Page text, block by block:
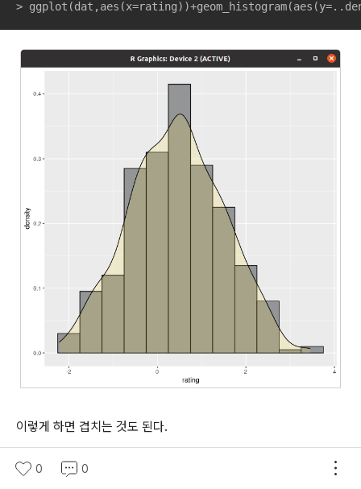
>
이렇게 하면 겹치는 것도 된다.
0 0